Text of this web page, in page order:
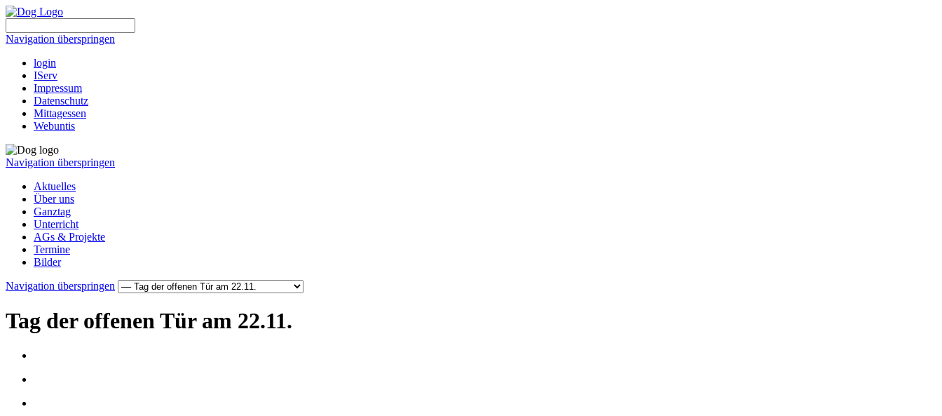
Navigation überspringen
login
IServ
Impressum
Datenschutz
Mittagessen
Webuntis
Navigation überspringen
Aktuelles
Über uns
Ganztag
Unterricht
AGs & Projekte
Termine
Bilder
Navigation überspringen
Tag der offenen Tür am 22.11.